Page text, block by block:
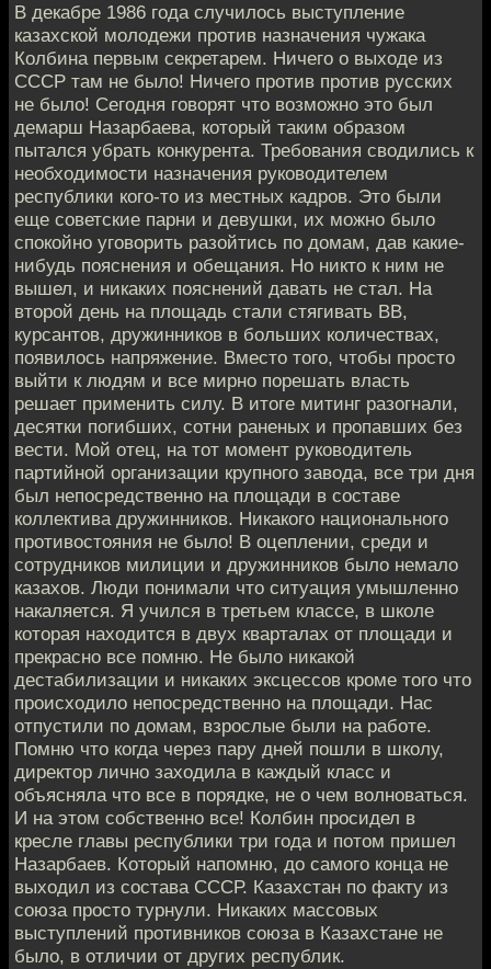
В декабре 1986 года случилось выступление
казахской молодежи против назначения чужака
Колбина первым секретарем. Ничего о выходе из
СССР там не было! Ничего против против русских
не было! Сегодня говорят что возможно это был
демарш Назарбаева, который таким образом
пытался убрать конкурента. Требования сводились к
необходимости назначения руководителем
республики кого-то из местных кадров. Это были
еще советские парни и девушки, их можно было
спокойно уговорить разойтись по домам, дав какие-
нибудь пояснения и обещания. Но никто к ним не
вышел, и никаких пояснений давать не стал. На
второй день на площадь стали стягивать ВВ,
курсантов, дружинников в больших количествах,
появилось напряжение. Вместо того, чтобы просто
выйти к людям и все мирно порешать власть
решает применить силу. В итоге митинг разогнали,
десятки погибших, сотни раненых и пропавших без
вести. Мой отец, на тот момент руководитель
партийной организации крупного завода, все три дня
был непосредственно на площади в составе
коллектива дружинников. Никакого национального
противостояния не было! В оцеплении, среди и
сотрудников милиции и дружинников было немало
казахов. Люди понимали что ситуация умышленно
накаляется. Я учился в третьем классе, в школе
которая находится в двух кварталах от площади и
прекрасно все помню. Не было никакой
дестабилизации и никаких эксцессов кроме того что
происходило непосредственно на площади. Нас
отпустили по домам, взрослые были на работе.
Помню что когда через пару дней пошли в школу,
директор лично заходила в каждый класс и
объясняла что все в порядке, не о чем волноваться.
И на этом собственно все! Колбин просидел в
кресле главы республики три года и потом пришел
Назарбаев. Который напомню, до самого конца не
выходил из состава СССР. Казахстан по факту из
союза просто турнули. Никаких массовых
выступлений противников союза в Казахстане не
было, в отличии от других республик.